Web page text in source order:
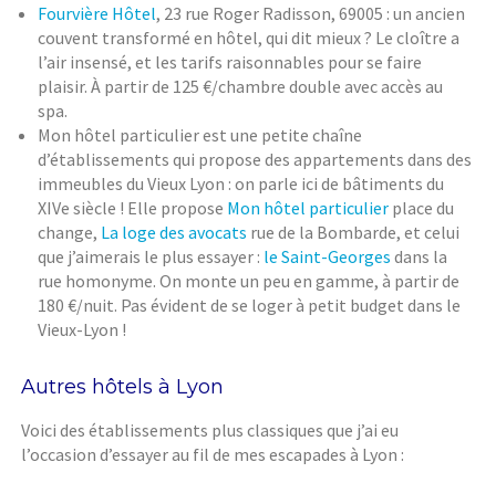
Fourvière Hôtel, 23 rue Roger Radisson, 69005 : un ancien
couvent transformé en hôtel, qui dit mieux ? Le cloître a
l’air insensé, et les tarifs raisonnables pour se faire
plaisir. À partir de 125 €/chambre double avec accès au
spa.
Mon hôtel particulier est une petite chaîne
d’établissements qui propose des appartements dans des
immeubles du Vieux Lyon : on parle ici de bâtiments du
XIVe siècle ! Elle propose Mon hôtel particulier place du
change, La loge des avocats rue de la Bombarde, et celui
que j’aimerais le plus essayer : le Saint-Georges dans la
rue homonyme. On monte un peu en gamme, à partir de
180 €/nuit. Pas évident de se loger à petit budget dans le
Vieux-Lyon !
Autres hôtels à Lyon
Voici des établissements plus classiques que j’ai eu
l’occasion d’essayer au fil de mes escapades à Lyon :